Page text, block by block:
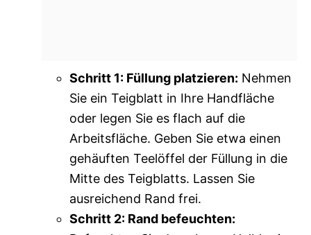
Schritt 1: Füllung platzieren: Nehmen
Sie ein Teigblatt in Ihre Handfläche
oder legen Sie es flach auf die
Arbeitsfläche. Geben Sie etwa einen
gehäuften Teelöffel der Füllung in die
Mitte des Teigblatts. Lassen Sie
ausreichend Rand frei.
Schritt 2: Rand befeuchten: